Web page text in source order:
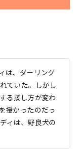
は、ダーリング
ていた。しかし
る接し方が変わ
授かったのだっ
ィは、野良犬の